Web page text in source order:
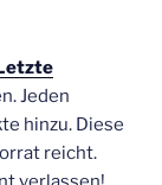
Jeden
hinzu. Diese
reicht.